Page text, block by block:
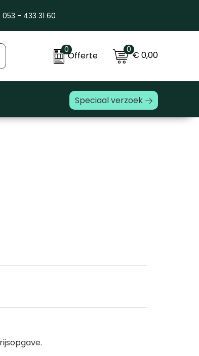
- 433 31 60
0
Offerte
0€ 0,00
Speciaal verzoek